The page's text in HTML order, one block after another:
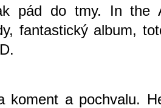
pád do tmy. In
fantastický album,
koment a pochvalu.